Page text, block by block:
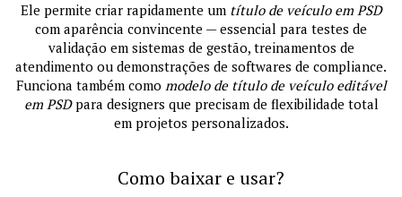
Ele permite criar rapidamente um título de veículo em PSD
com aparência convincente — essencial para testes de
validação em sistemas de gestão, treinamentos de
atendimento ou demonstrações de softwares de compliance.
Funciona também como modelo de título de veículo editável
em PSDpara designers que precisam de flexibilidade total
em projetos personalizados.
Como baixar e usar?